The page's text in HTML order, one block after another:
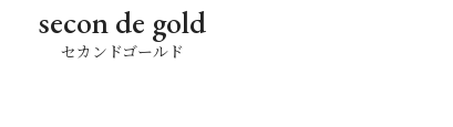
secon de gold
セカンドゴールド